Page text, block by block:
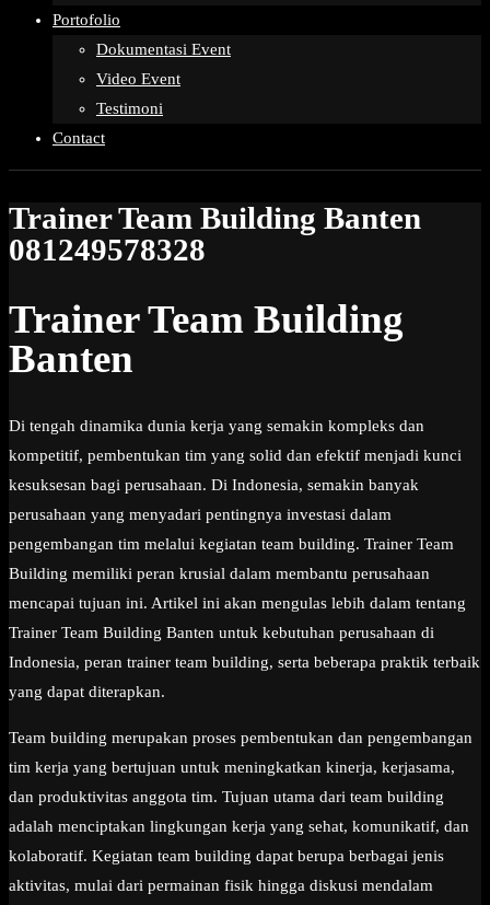
Portofolio
Dokumentasi Event
Video Event
Testimoni
Contact
Trainer Team Building Banten
081249578328
Trainer Team Building
Banten
Di tengah dinamika dunia kerja yang semakin kompleks dan
kompetitif, pembentukan tim yang solid dan efektif menjadi kunci
kesuksesan bagi perusahaan. Di Indonesia, semakin banyak
perusahaan yang menyadari pentingnya investasi dalam
pengembangan tim melalui kegiatan team building. Trainer Team
Building memiliki peran krusial dalam membantu perusahaan
mencapai tujuan ini. Artikel ini akan mengulas lebih dalam tentang
Trainer Team Building Banten untuk kebutuhan perusahaan di
Indonesia, peran trainer team building, serta beberapa praktik terbaik
yang dapat diterapkan.
Team building merupakan proses pembentukan dan pengembangan
tim kerja yang bertujuan untuk meningkatkan kinerja, kerjasama,
dan produktivitas anggota tim. Tujuan utama dari team building
adalah menciptakan lingkungan kerja yang sehat, komunikatif, dan
kolaboratif. Kegiatan team building dapat berupa berbagai jenis
aktivitas, mulai dari permainan fisik hingga diskusi mendalam